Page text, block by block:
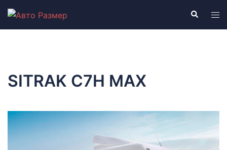
Перейти
содержимому
Поиск
SITRAK C7H MAX